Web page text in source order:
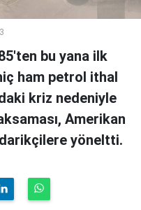
bu yana ilk
ham petrol ithal
kriz nedeniyle
Amerikan
yöneltti.